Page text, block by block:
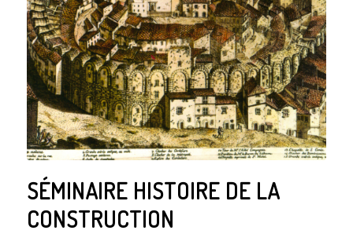
SÉMINAIRE HISTOIRE DE LA
CONSTRUCTION